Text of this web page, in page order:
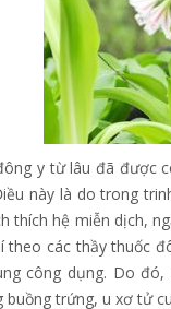
y từ lâu đã được
này là do trong
thích hệ miễn dịch,
theo các thầy thuốc
công dụng. Do
buồng trứng, u xơ tử